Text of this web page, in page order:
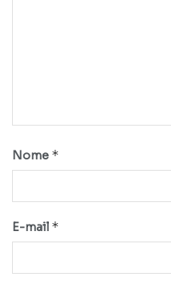
Nome *
E-mail *